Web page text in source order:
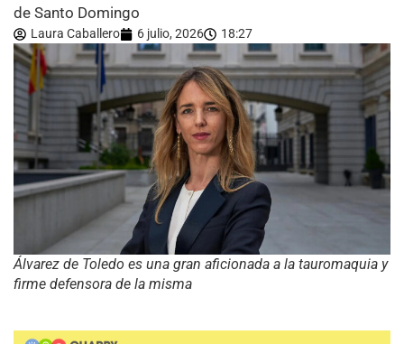
de Santo Domingo
Laura Caballero 6 julio, 2026 18:27
Álvarez de Toledo es una gran aficionada a la tauromaquia y
firme defensora de la misma